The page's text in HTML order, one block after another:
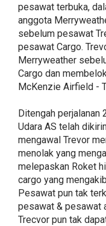
pesawat terbuka,
anggota
sebelum pesawat
pesawat Cargo.
Merryweather
Cargo dan
McKenzie Airfield -
Ditengah perjalanan
Udara AS telah
mengawal Trevor
menolak yang
melepaskan Roket
cargo yang
Pesawat pun tak
pesawat & pesawat
Trecvor pun tak